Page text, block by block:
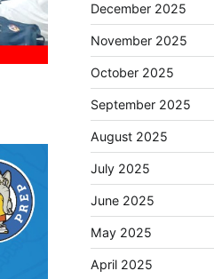
December 2025
November 2025
October 2025
September 2025
August 2025
July 2025
June 2025
May 2025
April 2025